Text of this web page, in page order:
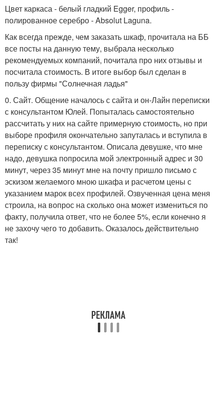
Цвет каркаса - белый гладкий Egger, профиль -
полированное серебро - Absolut Laguna.
Как всегда прежде, чем заказать шкаф, прочитала на ББ
все посты на данную тему, выбрала несколько
рекомендуемых компаний, почитала про них отзывы и
посчитала стоимость. В итоге выбор был сделан в
пользу фирмы "Солнечная ладья"
0. Сайт. Общение началось с сайта и он-Лайн переписки
с консультантом Юлей. Попыталась самостоятельно
рассчитать у них на сайте примерную стоимость, но при
выборе профиля окончательно запуталась и вступила в
переписку с консультантом. Описала девушке, что мне
надо, девушка попросила мой электронный адрес и 30
минут, через 35 минут мне на почту пришло письмо с
эскизом желаемого мною шкафа и расчетом цены с
указанием марок всех профилей. Озвученная цена меня
строила, на вопрос на сколько она может измениться по
факту, получила ответ, что не более 5%, если конечно я
не захочу чего то добавить. Оказалось действительно
так!